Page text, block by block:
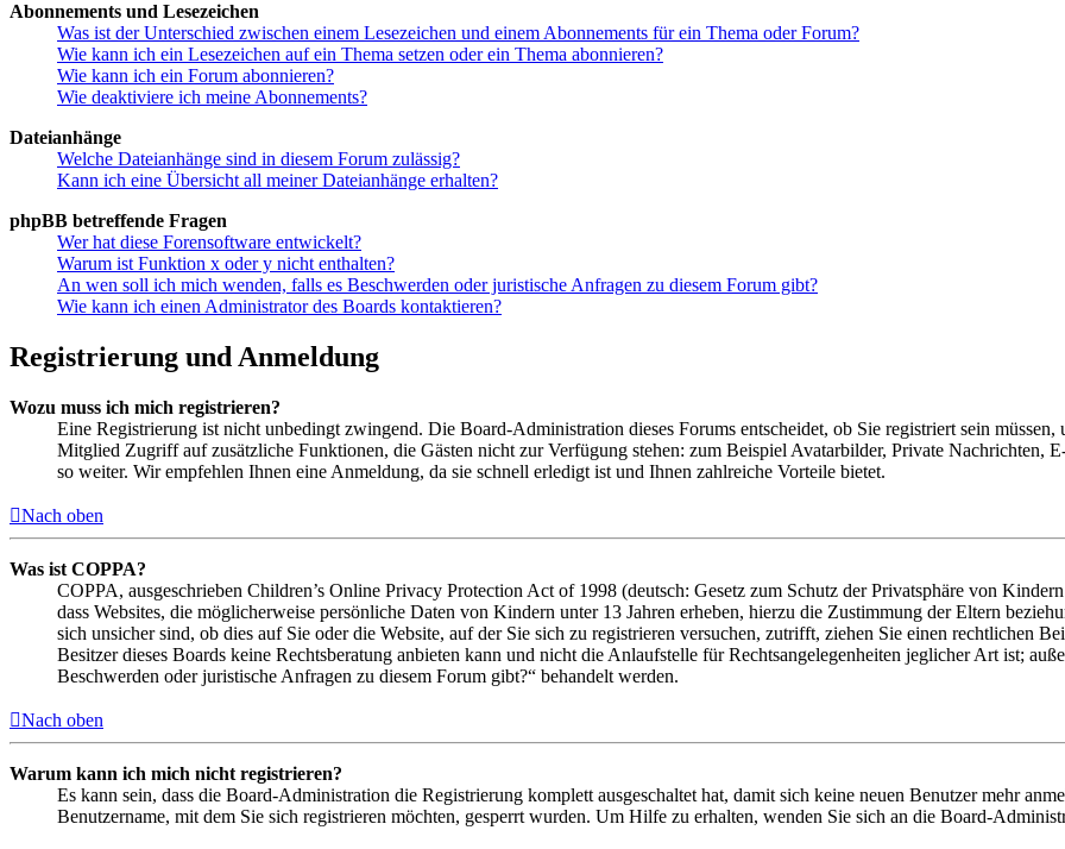
Abonnements und Lesezeichen
Was ist der Unterschied zwischen einem Lesezeichen und einem Abonnements für ein Thema oder Forum?
Wie kann ich ein Lesezeichen auf ein Thema setzen oder ein Thema abonnieren?
Wie kann ich ein Forum abonnieren?
Wie deaktiviere ich meine Abonnements?
Dateianhänge
Welche Dateianhänge sind in diesem Forum zulässig?
Kann ich eine Übersicht all meiner Dateianhänge erhalten?
phpBB betreffende Fragen
Wer hat diese Forensoftware entwickelt?
Warum ist Funktion x oder y nicht enthalten?
An wen soll ich mich wenden, falls es Beschwerden oder juristische Anfragen zu diesem Forum gibt?
Wie kann ich einen Administrator des Boards kontaktieren?
Registrierung und Anmeldung
Wozu muss ich mich registrieren?
Eine Registrierung ist nicht unbedingt zwingend. Die Board-Administration dieses Forums entscheidet, ob Sie registriert sein
Mitglied Zugriff auf zusätzliche Funktionen, die Gästen nicht zur Verfügung stehen: zum Beispiel Avatarbilder, Private Nachrichten,
so weiter. Wir empfehlen Ihnen eine Anmeldung, da sie schnell erledigt ist und Ihnen zahlreiche Vorteile bietet.
Nach oben
Was ist COPPA?
COPPA, ausgeschrieben Children’s Online Privacy Protection Act of 1998 (deutsch: Gesetz zum Schutz der Privatsphäre von
dass Websites, die möglicherweise persönliche Daten von Kindern unter 13 Jahren erheben, hierzu die Zustimmung der Eltern
sich unsicher sind, ob dies auf Sie oder die Website, auf der Sie sich zu registrieren versuchen, zutrifft, ziehen Sie einen rechtlichen
Besitzer dieses Boards keine Rechtsberatung anbieten kann und nicht die Anlaufstelle für Rechtsangelegenheiten jeglicher Art ist;
Beschwerden oder juristische Anfragen zu diesem Forum gibt?“ behandelt werden.
Nach oben
Warum kann ich mich nicht registrieren?
Es kann sein, dass die Board-Administration die Registrierung komplett ausgeschaltet hat, damit sich keine neuen Benutzer mehr
Benutzername, mit dem Sie sich registrieren möchten, gesperrt wurden. Um Hilfe zu erhalten, wenden Sie sich an die Board-